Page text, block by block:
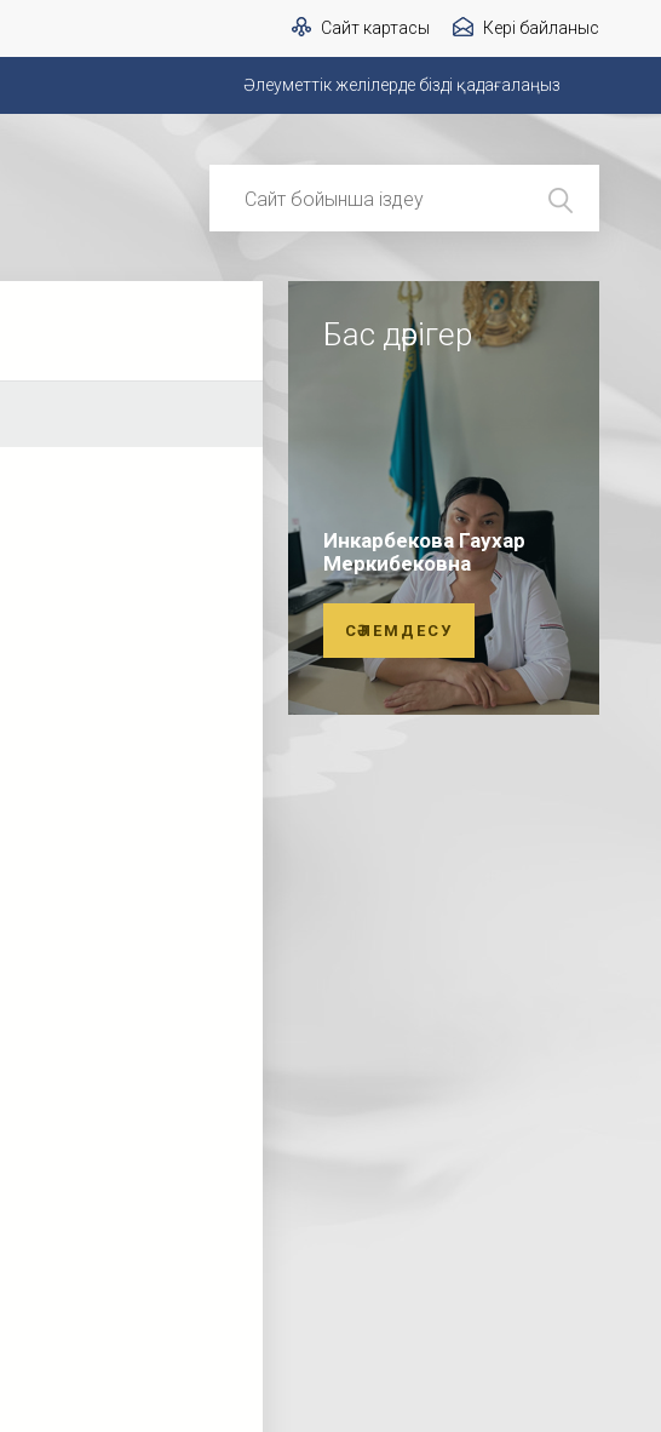
Сайт картасы Кері байланыс
Әлеуметтік желілерде бізді қадағалаңыз
Бас дәрігер
Инкарбекова Гаухар
Меркибековна
СӘЛЕМДЕСУ